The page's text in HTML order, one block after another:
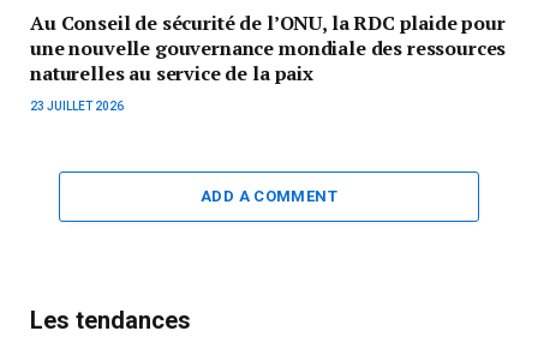
Au Conseil de sécurité de l’ONU, la RDC plaide pour
une nouvelle gouvernance mondiale des ressources
naturelles au service de la paix
23 JUILLET 2026
ADD A COMMENT
Les tendances